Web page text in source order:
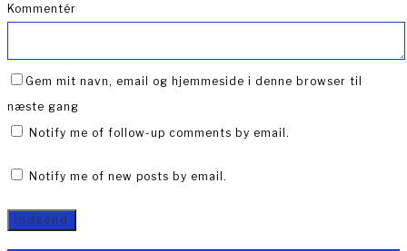
Kommentér
Gem mit navn, email og hjemmeside i denne browser til
næste gang
Notify me of follow-up comments by email.
Notify me of new posts by email.